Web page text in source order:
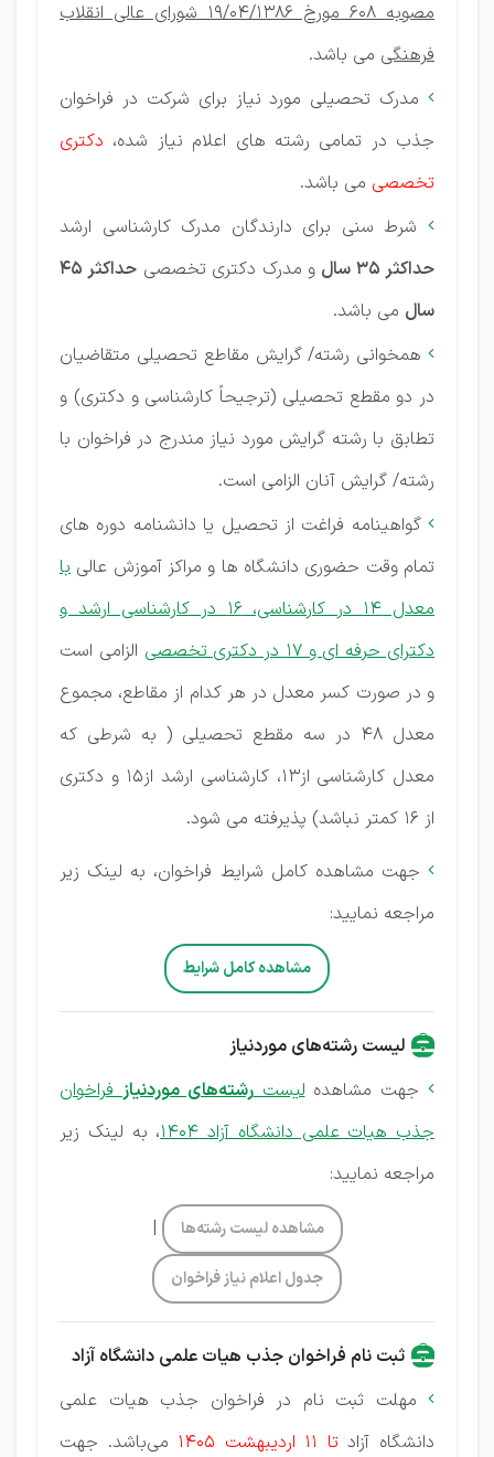
مصوبه 608 مورخ 19/04/1386 شورای عالی انقلاب
فرهنگی می باشد.
 مدرک تحصیلی مورد نیاز برای شرکت در فراخوان
جذب در تمامی رشته های اعلام نیاز شده، دکتری
تخصصی می باشد.

شرط سنی برای دارندگان مدرک كارشناسی ارشد
حداكثر 35 سال
و مدرک دكتری تخصصی
حداكثر 45
سال می باشد.
 همخوانی رشته/ گرایش مقاطع تحصیلی متقاضیان
در دو مقطع تحصیلی (ترجیحاً کارشناسی و دکتری) و
تطابق با رشته گرایش مورد نیاز مندرج در فراخوان با
رشته/ گرایش آنان الزامی است.
 گواهینامه فراغت از تحصیل یا دانشنامه دوره های
تمام وقت حضوری دانشگاه ها و مراکز آموزش عالی با
معدل 14 در کارشناسی، 16 در کارشناسی ارشد و
دكترای حرفه ای و 17 در دكتری تخصصی
الزامی است
و در صورت کسر معدل در هر کدام از مقاطع، مجموع
معدل 48 در سه مقطع تحصیلی ( به شرطی که
معدل کارشناسی از13، کارشناسی ارشد از15 و دکتری
از 16 کمتر نباشد) پذیرفته می شود.
 جهت مشاهده کامل شرایط فراخوان، به لینک زیر
مراجعه نمایید:
مشاهده کامل شرایط
لیست رشته‌های موردنیاز
جهت مشاهدهلیسترشته‌های موردنیازفراخوان
جذب هیات علمی دانشگاه آزاد 1404
، به لینک زیر
مراجعه نمایید:
مشاهده لیست رشته‌ها |
جدول اعلام نیاز فراخوان
ثبت نام فراخوان جذب هیات علمی دانشگاه آزاد

مهلت ثبت نام در فراخوان جذب هیات علمی
دانشگاه آزاد تا 11 اردیبهشت 1405
می‌باشد. جهت